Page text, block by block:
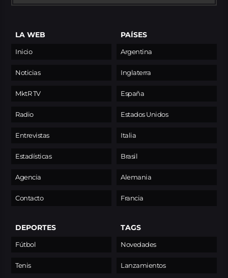
LA WEB
Inicio
Noticias
MktR TV
Radio
Entrevistas
Estadísticas
Agencia
Contacto
PAÍSES
Argentina
Inglaterra
España
Estados Unidos
Italia
Brasil
Alemania
Francia
DEPORTES
Fútbol
Tenis
TAGS
Novedades
Lanzamientos